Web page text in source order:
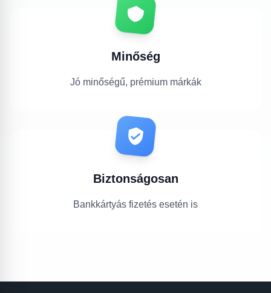
Minőség
Jó minőségű, prémium márkák
Biztonságosan
Bankkártyás fizetés esetén is